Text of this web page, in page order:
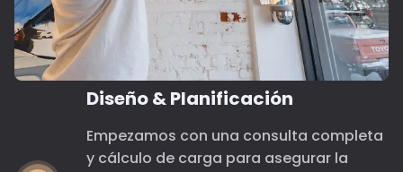
Diseño & Planificación
Empezamos con una consulta completa
y cálculo de carga para asegurar la